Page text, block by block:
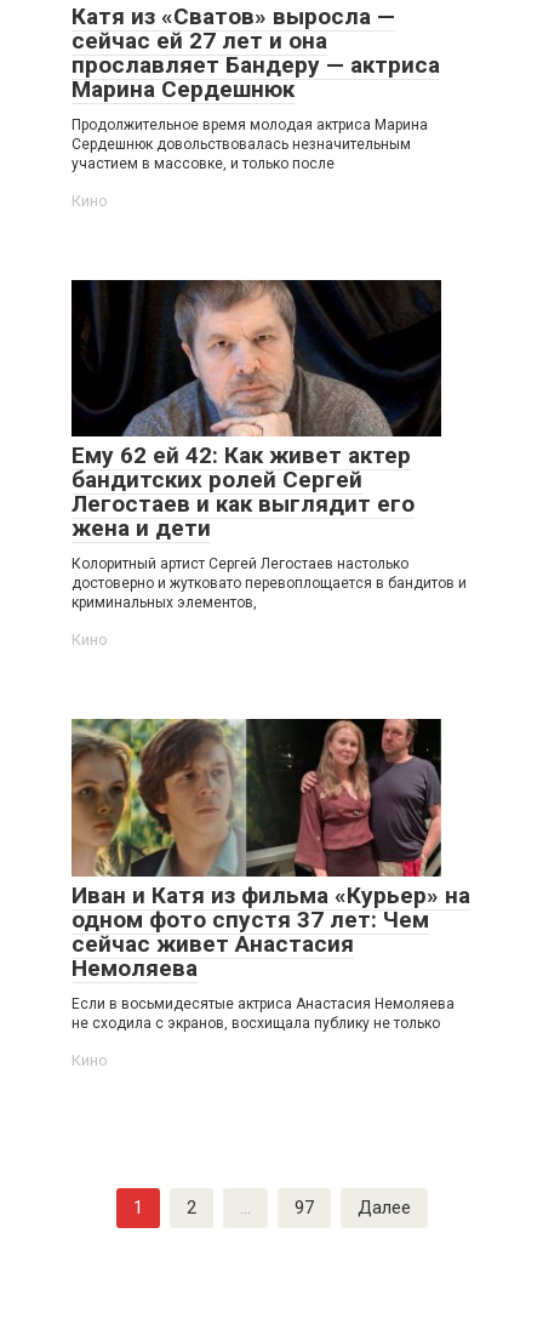
Катя из «Сватов» выросла —
сейчас ей 27 лет и она
прославляет Бандеру — актриса
Марина Сердешнюк
Продолжительное время молодая актриса Марина
Сердешнюк довольствовалась незначительным
участием в массовке, и только после
Кино
Ему 62 ей 42: Как живет актер
бандитских ролей Сергей
Легостаев и как выглядит его
жена и дети
Колоритный артист Сергей Легостаев настолько
достоверно и жутковато перевоплощается в бандитов и
криминальных элементов,
Кино
Иван и Катя из фильма «Курьер» на
одном фото спустя 37 лет: Чем
сейчас живет Анастасия
Немоляева
Если в восьмидесятые актриса Анастасия Немоляева
не сходила с экранов, восхищала публику не только
Кино
1 2 97 Далее